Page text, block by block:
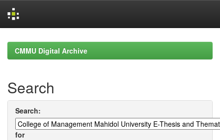
navigationCMMU Digital Archive
Search
Search:
for